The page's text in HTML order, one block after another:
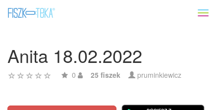
Anita 18.02.2022
0 25 fiszek pruminkiewicz